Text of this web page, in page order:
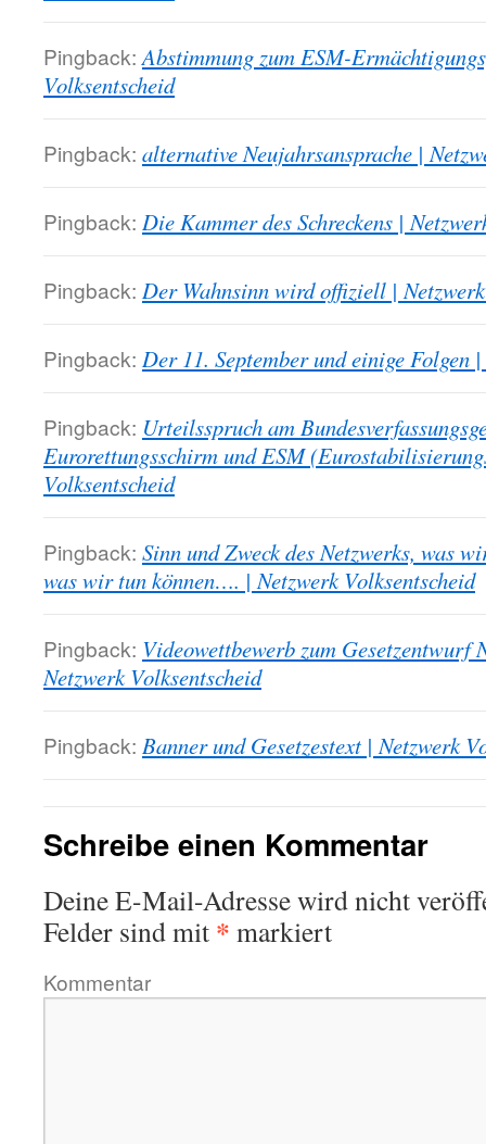
Pingback: Abstimmung zum ESM-
Volksentscheid
Pingback: alternative Neujahrsansprache |
Pingback: Die Kammer des Schreckens |
Pingback: Der Wahnsinn wird offiziell |
Pingback: Der 11. September und einige Folgen
Pingback: Urteilsspruch am
Eurorettungsschirm und ESM
Volksentscheid
Pingback: Sinn und Zweck des Netzwerks, was
was wir tun können…. | Netzwerk Volksentscheid
Pingback: Videowettbewerb zum Gesetzentwurf
Netzwerk Volksentscheid
Pingback: Banner und Gesetzestext | Netzwerk
Schreibe einen Kommentar
Deine E-Mail-Adresse wird nicht
Felder sind mit * markiert
Kommentar